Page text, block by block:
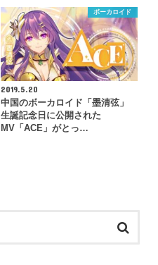
ボーカロイド
2019.5.20
中国のボーカロイド「墨清弦」
生誕記念日に公開された
MV「ACE」がとっ…